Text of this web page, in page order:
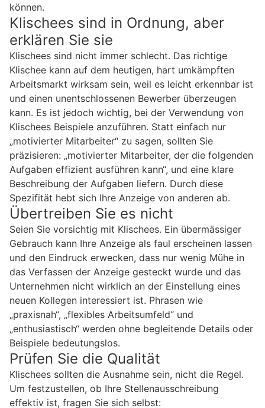
können.
Klischees sind in Ordnung, aber
erklären Sie sie
Klischees sind nicht immer schlecht. Das richtige
Klischee kann auf dem heutigen, hart umkämpften
Arbeitsmarkt wirksam sein, weil es leicht erkennbar ist
und einen unentschlossenen Bewerber überzeugen
kann. Es ist jedoch wichtig, bei der Verwendung von
Klischees Beispiele anzuführen. Statt einfach nur
„motivierter Mitarbeiter“ zu sagen, sollten Sie
präzisieren: „motivierter Mitarbeiter, der die folgenden
Aufgaben effizient ausführen kann“, und eine klare
Beschreibung der Aufgaben liefern. Durch diese
Spezifität hebt sich Ihre Anzeige von anderen ab.
Übertreiben Sie es nicht
Seien Sie vorsichtig mit Klischees. Ein übermässiger
Gebrauch kann Ihre Anzeige als faul erscheinen lassen
und den Eindruck erwecken, dass nur wenig Mühe in
das Verfassen der Anzeige gesteckt wurde und das
Unternehmen nicht wirklich an der Einstellung eines
neuen Kollegen interessiert ist. Phrasen wie
„praxisnah“, „flexibles Arbeitsumfeld“ und
„enthusiastisch“ werden ohne begleitende Details oder
Beispiele bedeutungslos.
Prüfen Sie die Qualität
Klischees sollten die Ausnahme sein, nicht die Regel.
Um festzustellen, ob Ihre Stellenausschreibung
effektiv ist, fragen Sie sich selbst: